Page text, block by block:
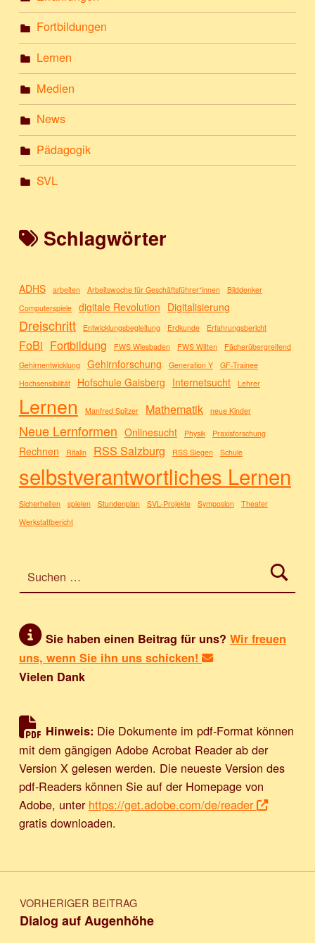
Fortbildungen
Lernen
Medien
News
Pädagogik
SVL
Schlagwörter
ADHS arbeiten Arbeitswoche für Geschäftsführer*innen
Bilddenker
Computerspiele
digitale Revolution Digitalisierung
Dreischritt Entwicklungsbegleitung Erdkunde Erfahrungsbericht
FoBi Fortbildung FWS Wiesbaden FWS Witten
Fächerübergreifend
Gehirnentwicklung
Gehirnforschung Generation Y
GF-Trainee
Hochsensibilität
Hofschule Gaisberg Internetsucht Lehrer
Lernen Manfred Spitzer Mathematik neue Kinder
Neue Lernformen Onlinesucht Physik Praxisforschung
Rechnen Ritalin RSS Salzburg RSS Siegen Schule
selbstverantwortliches Lernen
Sicherheiten spielen Stundenplan SVL-Projekte Symposion
Theater
Werkstattbericht
Sie haben einen Beitrag für uns? Wir freuen
uns, wenn Sie ihn uns schicken!
Vielen Dank
Hinweis: Die Dokumente im pdf-Format können
mit dem gängigen Adobe Acrobat Reader ab der
Version X gelesen werden. Die neueste Version des
pdf-Readers können Sie auf der Homepage von
Adobe, unter https://get.adobe.com/de/reader
gratis downloaden.
Beitragsnavigation
VORHERIGER BEITRAG
Dialog auf Augenhöhe